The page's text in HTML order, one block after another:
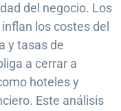
del negocio. Los
los costes del
y tasas de
a cerrar a
hoteles y
Este análisis